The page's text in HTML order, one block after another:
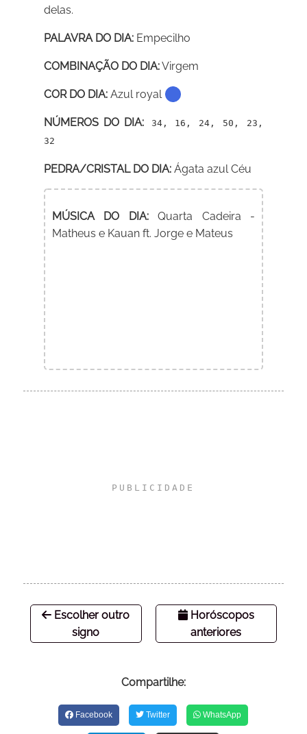
delas.
PALAVRA DO DIA: Empecilho
COMBINAÇÃO DO DIA:Virgem
COR DO DIA: Azul royal
NÚMEROS DO DIA:34, 16, 24, 50, 23,
32
PEDRA/CRISTAL DO DIA: Ágata azul Céu
MÚSICA DO DIA:Quarta Cadeira -
Matheus e Kauan ft. Jorge e Mateus
Escolher outro
signo
Horóscopos
anteriores
Compartilhe:
Facebook Twitter WhatsApp